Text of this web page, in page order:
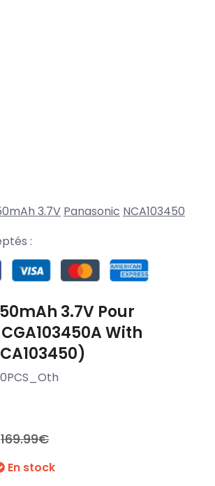
3.7V Panasonic NCA103450
:
3.7V Pour
With
169.99€
En stock